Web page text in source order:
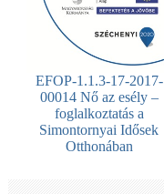
EFOP-1.1.3-17-2017-
00014 Nő az esély –
foglalkoztatás a
Simontornyai Idősek
Otthonában